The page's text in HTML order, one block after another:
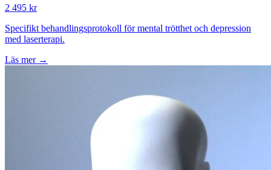
2 495 kr
Specifikt behandlingsprotokoll för mental trötthet och depression
med laserterapi.
Läs mer →